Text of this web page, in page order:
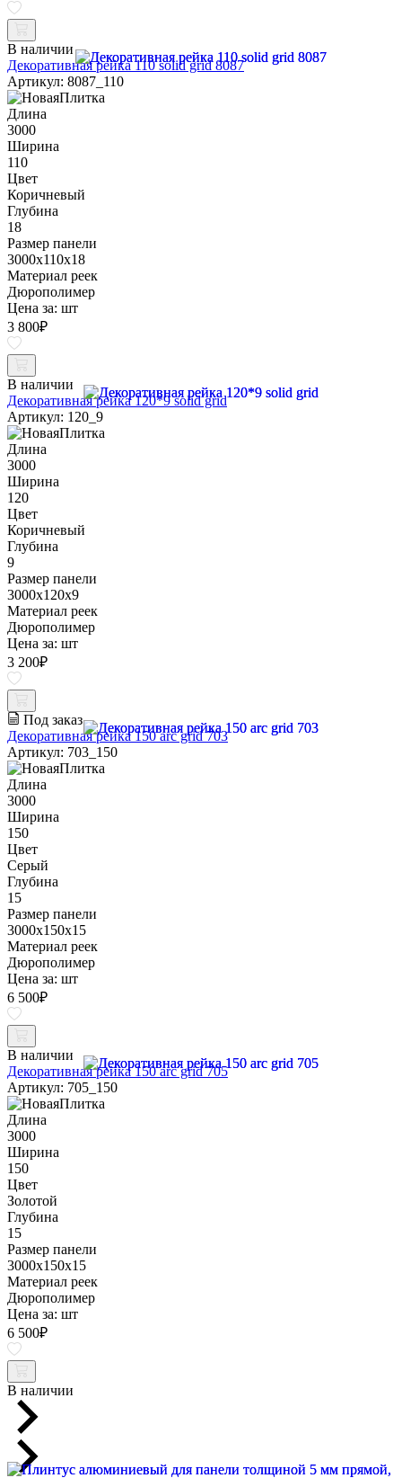
В наличии
Декоративная рейка 110 solid grid 8087
Артикул: 8087_110
Длина
3000
Ширина
110
Цвет
Коричневый
Глубина
18
Размер панели
3000x110x18
Материал реек
Дюрополимер
Цена за: шт
3 800₽
В наличии
Декоративная рейка 120*9 solid grid
Артикул: 120_9
Длина
3000
Ширина
120
Цвет
Коричневый
Глубина
9
Размер панели
3000x120x9
Материал реек
Дюрополимер
Цена за: шт
3 200₽
Под заказ
Декоративная рейка 150 arc grid 703
Артикул: 703_150
Длина
3000
Ширина
150
Цвет
Серый
Глубина
15
Размер панели
3000x150x15
Материал реек
Дюрополимер
Цена за: шт
6 500₽
В наличии
Декоративная рейка 150 arc grid 705
Артикул: 705_150
Длина
3000
Ширина
150
Цвет
Золотой
Глубина
15
Размер панели
3000x150x15
Материал реек
Дюрополимер
Цена за: шт
6 500₽
В наличии